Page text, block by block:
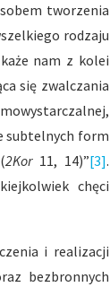
tworzenia
rodzaju
nam z kolei
się zwalczania
subtelnych form
2Kor11, 14)”[3].
chęci
i realizacji
bezbronnych